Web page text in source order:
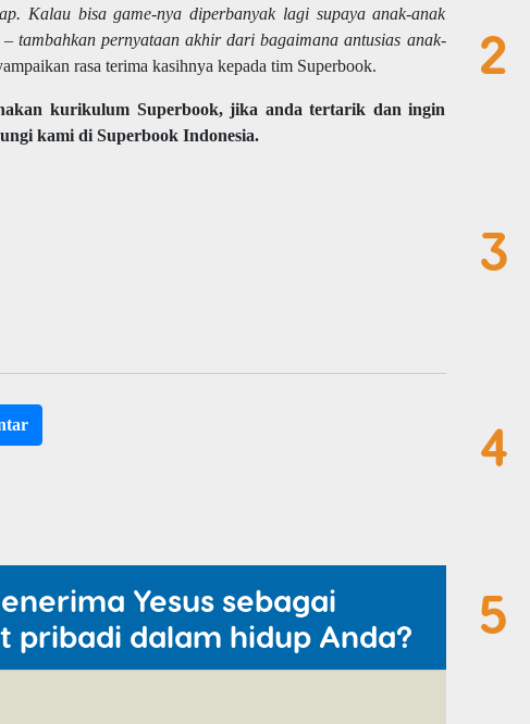
Kalau bisa game-nya diperbanyak lagi supaya anak-anak
tambahkan pernyataan akhir dari bagaimana antusias anak-
rasa terima kasihnya kepada tim Superbook.
kurikulum Superbook, jika anda tertarik dan ingin
kami di Superbook Indonesia.
Yesus sebagai
pribadi dalam hidup Anda?
2
3
4
5